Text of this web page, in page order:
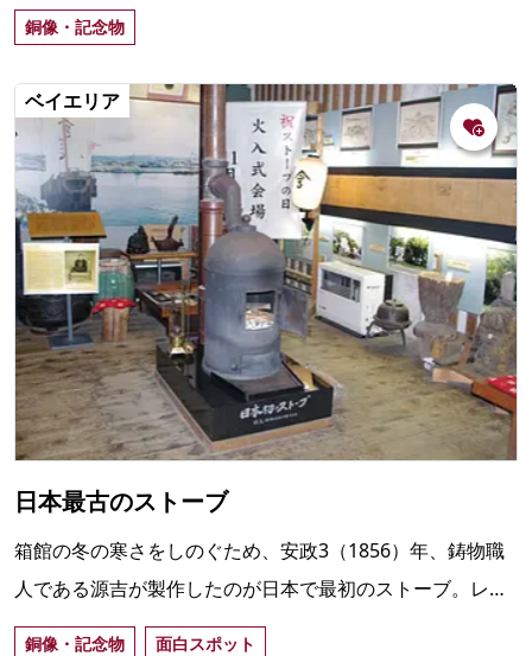
地域交流まちづくりセンターに移設され、常設展示中。
銅像・記念物
ベイエリア
日本最古のストーブ
箱館の冬の寒さをしのぐため、安政3（1856）年、鋳物職
人である源吉が製作したのが日本で最初のストーブ。レプ
リカが箱館高田屋嘉兵衛資料館に保存されている。
銅像・記念物 面白スポット